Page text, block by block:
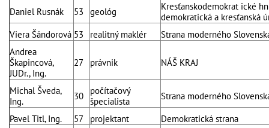
Daniel Rusnák 53 geológ
Kresťanskodemokrat ické
demokratická a kresťanská
Viera Šándorová 53 realitný maklér
Strana moderného
Andrea
Škapincová,
JUDr., Ing.
27 právnik NÁŠ KRAJ
Michal Šveda,
Ing.
30
počítačový
špecialista
Strana moderného
Pavel Titl, Ing.
57 projektant Demokratická strana